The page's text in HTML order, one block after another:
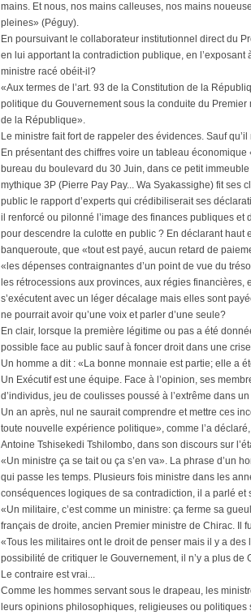
mains. Et nous, nos mains calleuses, nos mains
pleines» (Péguy).
En poursuivant le collaborateur institutionnel direct du
en lui apportant la contradiction publique, en
ministre racé obéit-il?
«Aux termes de l’art. 93 de la Constitution de la
politique du Gouvernement sous la conduite du
de la République».
Le ministre fait fort de rappeler des évidences. Sauf
En présentant des chiffres voire un tableau
bureau du boulevard du 30 Juin, dans ce petit
mythique 3P (Pierre Pay Pay... Wa Syakassighe) fit ses
public le rapport d’experts qui crédibiliserait ses
il renforcé ou pilonné l’image des finances publiques
pour descendre la culotte en public ? En déclarant
banqueroute, que «tout est payé, aucun retard de
«les dépenses contraignantes d’un point de vue du
les rétrocessions aux provinces, aux régies
s’exécutent avec un léger décalage mais elles sont
ne pourrait avoir qu’une voix et parler d’une seule?
En clair, lorsque la première légitime ou pas a été
possible face au public sauf à foncer droit dans une
Un homme a dit : «La bonne monnaie est partie; elle a
Un Exécutif est une équipe. Face à l’opinion, ses
d’individus, jeu de coulisses poussé à l’extrême dans
Un an après, nul ne saurait comprendre et mettre ces
toute nouvelle expérience politique», comme l’a
Antoine Tshisekedi Tshilombo, dans son discours sur
«Un ministre ça se tait ou ça s’en va». La phrase d’un
qui passe les temps. Plusieurs fois ministre dans les
conséquences logiques de sa contradiction, il a parlé et
«Un militaire, c’est comme un ministre: ça ferme sa
français de droite, ancien Premier ministre de Chirac. Il
«Tous les militaires ont le droit de penser mais il y a
possibilité de critiquer le Gouvernement, il n’y a plus de
Le contraire est vrai...
Comme les hommes servant sous le drapeau, les
leurs opinions philosophiques, religieuses ou